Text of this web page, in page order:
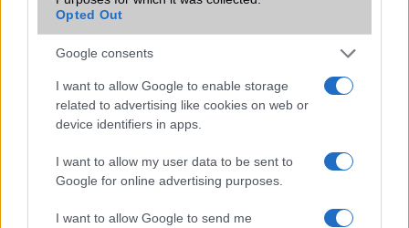
Opted Out
Google consents
I want to allow Google to enable storage
related to advertising like cookies on web or
device identifiers in apps.
I want to allow my user data to be sent to
Google for online advertising purposes.
I want to allow Google to send me
Brand Nincs
Védelem
Limited Edition Nincs
SAR
N/A = Nincs adat. Legutóbbi frissítés: 2026-07-13 19:00:00